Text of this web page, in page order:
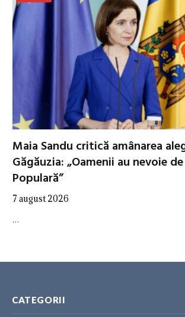
Maia Sandu critică amânarea
Găgăuzia: „Oamenii au nevoie
Populară”
7 august 2026
…
CATEGORII